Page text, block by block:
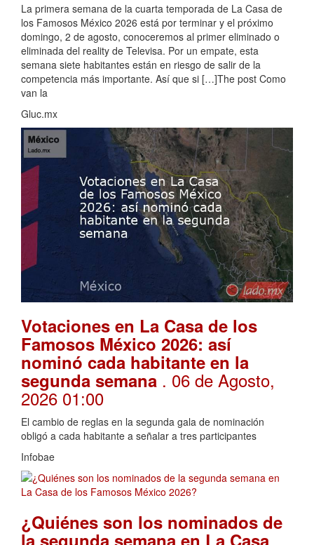
La primera semana de la cuarta temporada de La Casa de
los Famosos México 2026 está por terminar y el próximo
domingo, 2 de agosto, conoceremos al primer eliminado o
eliminada del reality de Televisa. Por un empate, esta
semana siete habitantes están en riesgo de salir de la
competencia más importante. Así que si […]The post Como
van la
Gluc.mx
Votaciones en La Casa de los
Famosos México 2026: así
nominó cada habitante en la
segunda semana . 06 de Agosto,
2026 01:00
El cambio de reglas en la segunda gala de nominación
obligó a cada habitante a señalar a tres participantes
Infobae
¿Quiénes son los nominados de
la segunda semana en La Casa